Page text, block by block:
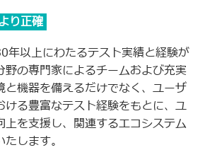
正確
年以上にわたるテスト実績と経験が
野の専門家によるチームおよび充実
と機器を備えるだけでなく、ユーザ
ける豊富なテスト経験をもとに、ユ
上を支援し、関連するエコシステム
します。